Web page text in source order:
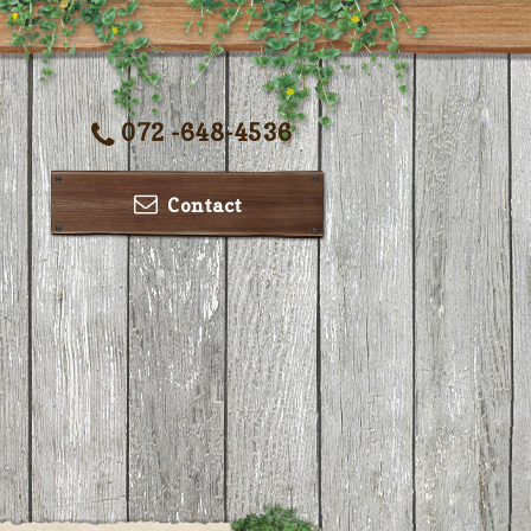
072 -648-4536
Contact